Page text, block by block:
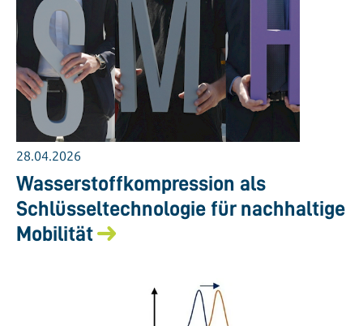
28.04.2026
Wasserstoffkompression als
Schlüsseltechnologie für nachhaltige
Mobilität